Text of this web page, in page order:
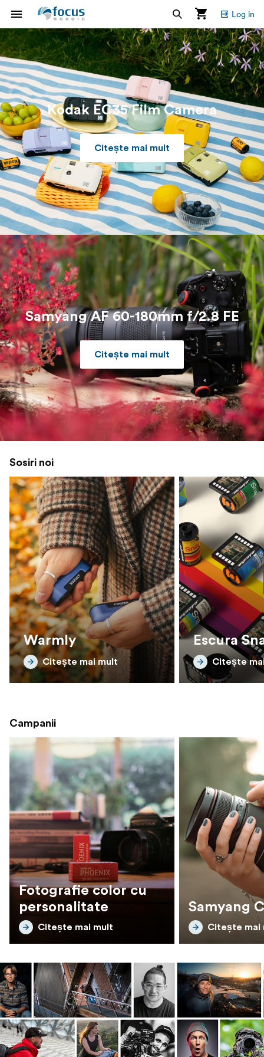
Log in
Kodak EC35 Film Camera
Citește mai mult
Samyang AF 60-180mm f/2.8 FE
Citește mai mult
Sosiri noi
Warmly
Citește mai mult
Escura
Citește
Campanii
Fotografie color cu
personalitate
Citește mai mult
Samyang
Citește mai